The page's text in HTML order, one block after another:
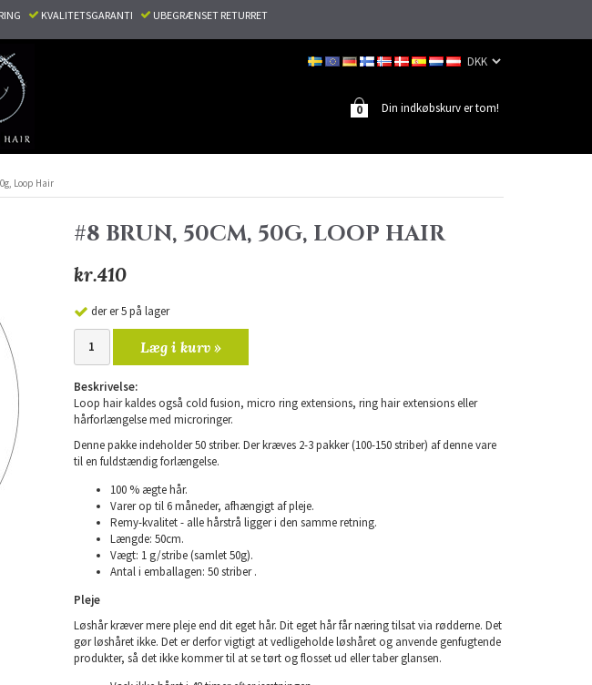
KVALITETSGARANTI UBEGRÆNSET RETURRET
Din indkøbskurv er tom!
0
Loop Hair
#8 BRUN, 50CM, 50G, LOOP HAIR
kr.410
der er 5 på lager
Læg i kurv »
Beskrivelse:
Loop hair kaldes også cold fusion, micro ring extensions, ring hair extensions eller
hårforlængelse med microringer.
Denne pakke indeholder 50 striber. Der kræves 2-3 pakker (100-150 striber) af denne vare
til en fuldstændig forlængelse.
100 % ægte hår.
Varer op til 6 måneder, afhængigt af pleje.
Remy-kvalitet - alle hårstrå ligger i den samme retning.
Længde: 50cm.
Vægt: 1 g/stribe (samlet 50g).
Antal i emballagen: 50 striber .
Pleje
Løshår kræver mere pleje end dit eget hår. Dit eget hår får næring tilsat via rødderne. Det
gør løshåret ikke. Det er derfor vigtigt at vedligeholde løshåret og anvende genfugtende
produkter, så det ikke kommer til at se tørt og flosset ud eller taber glansen.